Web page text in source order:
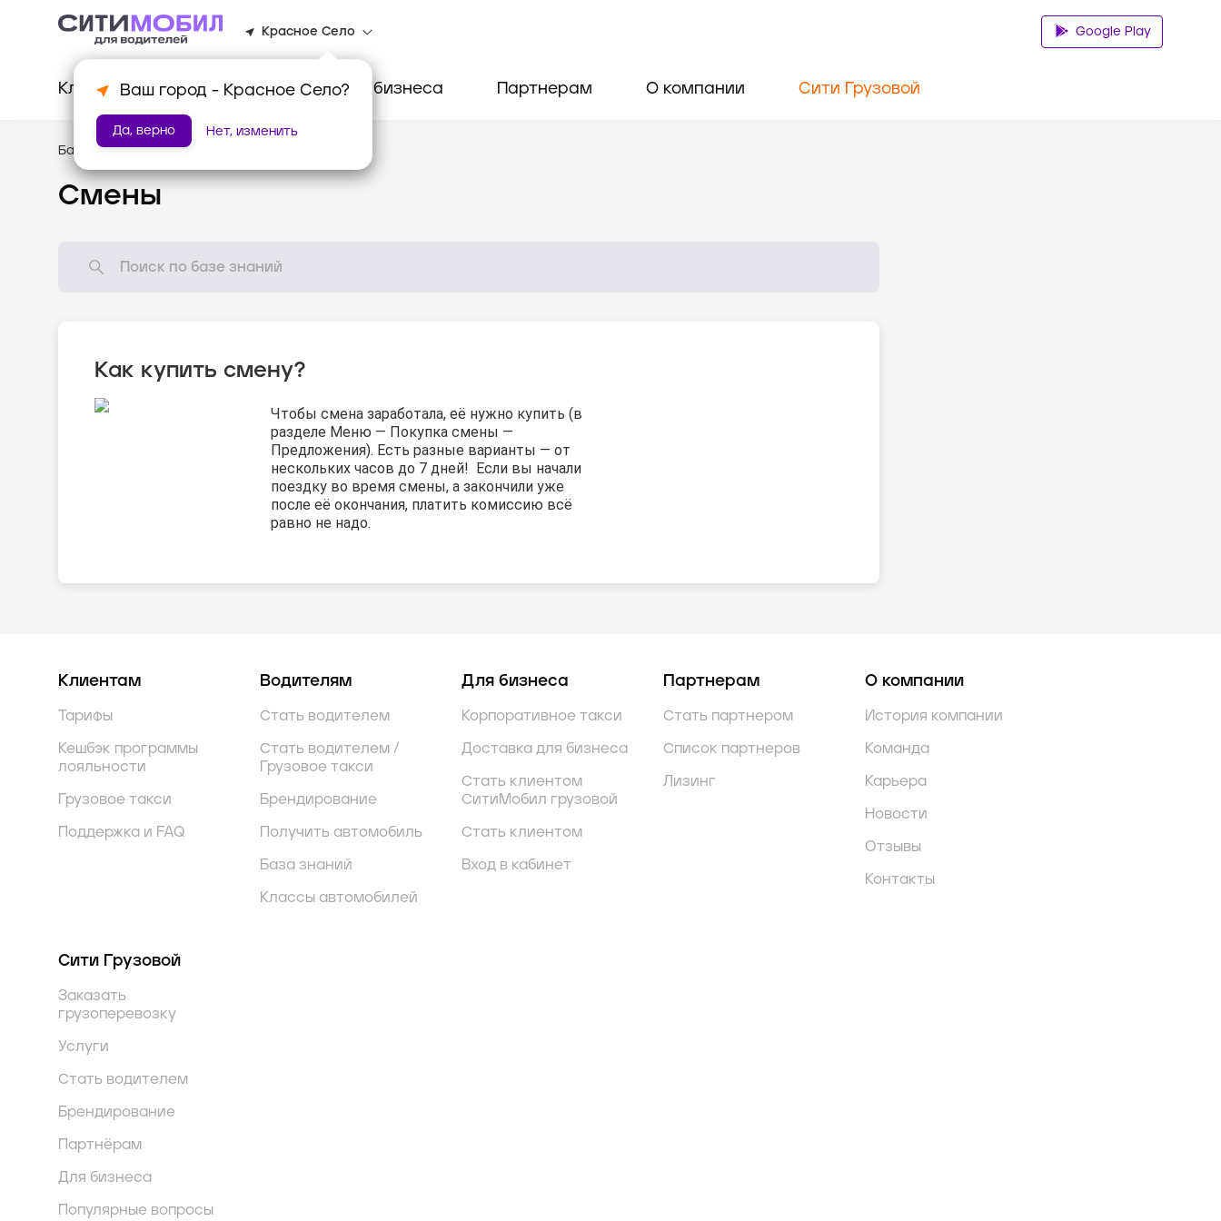
Красное Село
Ваш город - Красное Село?
Да, верно Нет, изменить
Google Play
Клиентам Водителям Для бизнеса Партнерам О компании Сити Грузовой
База знаний /Мотивация
Смены
Как купить смену?
Чтобы смена заработала, её нужно купить (в
разделе Меню — Покупка смены —
Предложения). Есть разные варианты — от
нескольких часов до 7 дней! Если вы начали
поездку во время смены, а закончили уже
после её окончания, платить комиссию всё
равно не надо.
Клиентам
Тарифы
Кешбэк программы
лояльности
Грузовое такси
Поддержка и FAQ
Водителям
Стать водителем
Стать водителем /
Грузовое такси
Брендирование
Получить автомобиль
База знаний
Классы автомобилей
Для бизнеса
Корпоративное такси
Доставка для бизнеса
Стать клиентом
СитиМобил грузовой
Стать клиентом
Вход в кабинет
Партнерам
Стать партнером
Список партнеров
Лизинг
О компании
История компании
Команда
Карьера
Новости
Отзывы
Контакты
Сити Грузовой
Заказать
грузоперевозку
Услуги
Стать водителем
Брендирование
Партнёрам
Для бизнеса
Популярные вопросы